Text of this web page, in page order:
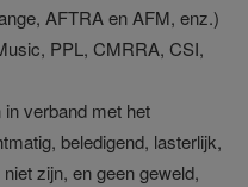
AFTRA en AFM, enz.)
PPL, CMRRA, CSI,
verband met het
beledigend, lasterlijk,
zijn, en geen geweld,